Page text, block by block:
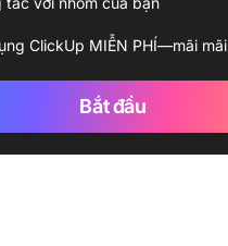
ClickUp MIỄN PHÍ—mãi mãi
Bắt đầu